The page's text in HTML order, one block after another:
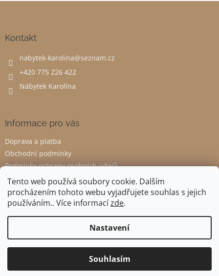
Tento web používá soubory cookie. Dalším
procházením tohoto webu vyjadřujete souhlas s jejich
používáním.. Více informacízde.
Nastavení
Souhlasím
Kontakt
nabytek-karolina@seznam.cz
+420 775 226 422
Nábytek Karolína
Informace pro vás
Doprava a platba
Obchodní podmínky
Podmínky ochrany osobních údajů
Odstoupení od smlouvy
Copyright 2026Nábytek Karolína. Všechna práva vyhrazena.
Upravit nastavení cookies